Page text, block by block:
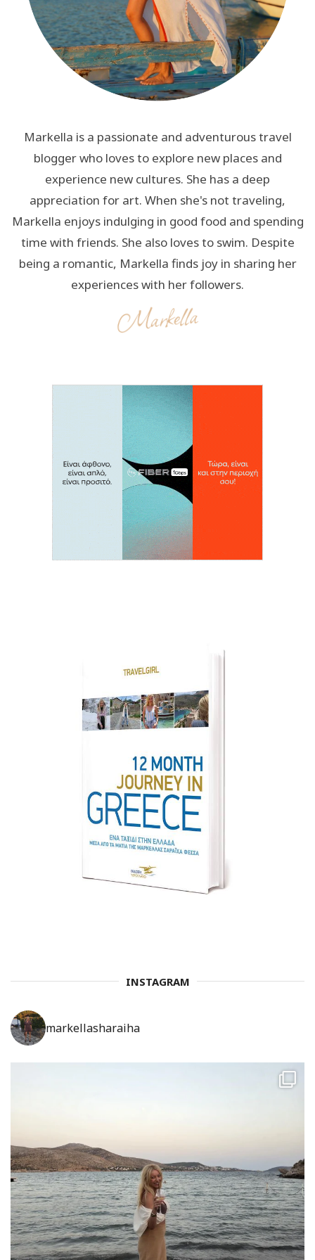
Markella is a passionate and adventurous travel
blogger who loves to explore new places and
experience new cultures. She has a deep
appreciation for art. When she's not traveling,
Markella enjoys indulging in good food and spending
time with friends. She also loves to swim. Despite
being a romantic, Markella finds joy in sharing her
experiences with her followers.
INSTAGRAM
markellasharaiha